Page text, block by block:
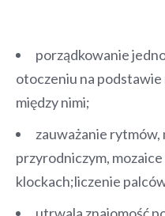
porządkowanie
otoczeniu na
między nimi;
zauważanie rytmów,
przyrodniczym,
klockach;liczenie